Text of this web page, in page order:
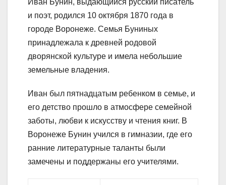
Иван Бунин, выдающийся русский писатель
и поэт, родился 10 октября 1870 года в
городе Воронеже. Семья Буниных
принадлежала к древней родовой
дворянской культуре и имела небольшие
земельные владения.
Иван был пятнадцатым ребенком в семье, и
его детство прошло в атмосфере семейной
заботы, любви к искусству и чтения книг. В
Воронеже Бунин учился в гимназии, где его
ранние литературные таланты были
замечены и поддержаны его учителями.